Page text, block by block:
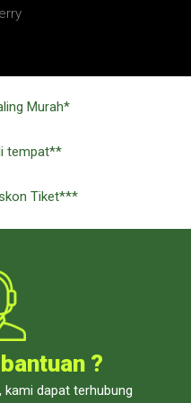
Murah*
tempat**
Tiket***
?
kami dapat terhubung